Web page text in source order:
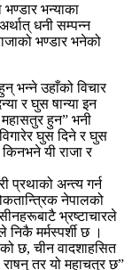
भण्डार भन्याका
धनी सम्पन्न
भण्डार भनेको
भन्ने उहाँको विचार
र घुस षान्या इन
महासतुर हुन” भनी
घुस दिने र घुस
यी राजा र
प्रथाको अन्त्य गर्न
नेपालको
भ्रष्टाचारले
मर्मस्पर्शी छ ।
छ, चीन वादशाहसित
राषनु तर यो महाचतुर छ”